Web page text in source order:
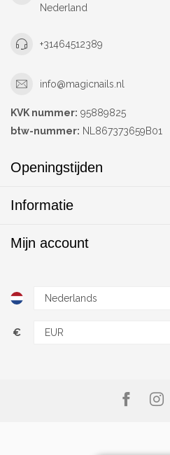
Nederland
+31464512389
info@magicnails.nl
KVK nummer: 95889825
btw-nummer: NL867373659B01
Openingstijden
Informatie
Mijn account
€